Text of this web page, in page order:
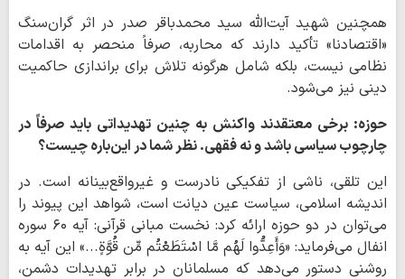
همچنین شهید آیت‌الله سید محمدباقر صدر در اثر گران‌سنگ
«اقتصادنا» تأکید دارند که محاربه، صرفاً منحصر به اقدامات
نظامی نیست، بلکه شامل هرگونه تلاش برای براندازی حاکمیت
دینی نیز می‌شود.
حوزه: برخی معتقدند واکنش به چنین تهدیداتی باید صرفاً در
چارچوب سیاسی باشد و نه فقهی. نظر شما در این‌باره چیست؟
این تلقی، ناشی از تفکیکی نادرست و غیرواقع‌بینانه است. در
اندیشه اسلامی، سیاست عین دیانت است، شواهد این پیوند را
می‌توان در دو حوزه ارائه کرد: نخست مبانی قرآنی: آیه ۶۰ سوره
انفال می‌فرماید: «وَأَعِدُّوا لَهُم مَّا اسْتَطَعْتُم مِّن قُوَّةٍ...» این آیه به
روشنی دستور می‌دهد که مسلمانان در برابر تهدیدات دشمن،